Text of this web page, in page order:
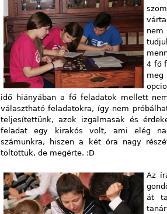
nem
4 fő
idő hiányában a fő feladatok mellett
választható feladatokra, így nem
teljesítettünk, azok izgalmasak és
feladat egy kirakós volt, ami elég
számunkra, hiszen a két óra nagy
töltöttük, de megérte. :D
Az
át